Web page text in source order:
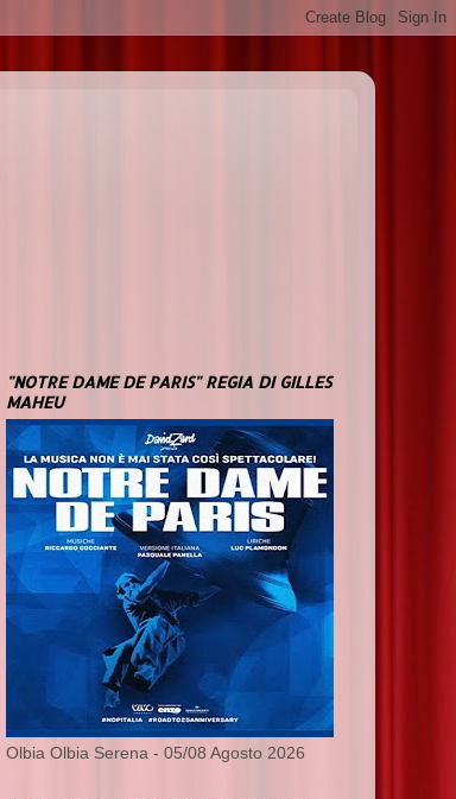
"NOTRE DAME DE PARIS" REGIA DI GILLES
MAHEU
Olbia Olbia Serena - 05/08 Agosto 2026